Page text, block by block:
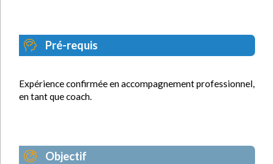
Pré-requis
Expérience confirmée en accompagnement professionnel,
en tant que coach.
Objectif